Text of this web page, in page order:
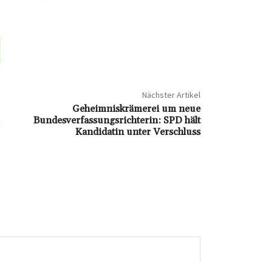
Nächster Artikel
Geheimniskrämerei um neue
Bundesverfassungsrichterin: SPD hält
Kandidatin unter Verschluss